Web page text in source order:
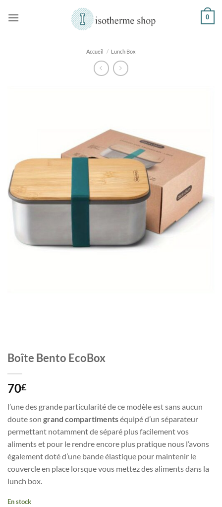
0
Accueil / Lunch Box
Boîte Bento EcoBox
70£
l’une des grande particularité de ce modèle est sans aucun
doute son grand compartimentséquipé d’un séparateur
permettant notamment de séparé plus facilement vos
aliments et pour le rendre encore plus pratique nous l’avons
également doté d’une bande élastique pour maintenir le
couvercle en place lorsque vous mettez des aliments dans la
lunch box.
En stock